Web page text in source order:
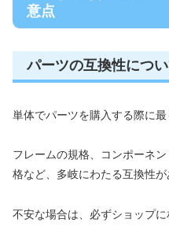
意点
パーツの互換性につ
単体でパーツを購入する際に最
フレームの規格、コンポーネ
格など、多岐にわたる互換性が
不安な場合は、必ずショップに